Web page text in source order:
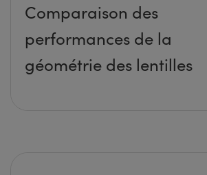
Comparaison des
performances de la
géométrie des lentilles